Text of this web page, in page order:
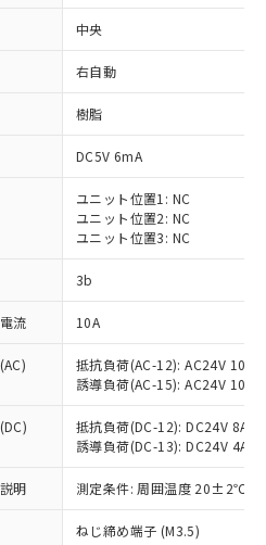
中央
右自動
樹脂
DC5V 6mA
ユニット位置1: NC
ユニット位置2: NC
ユニット位置3: NC
3b
流 10A
抵抗負荷(AC-12): AC24V 10A/
誘導負荷(AC-15): AC24V
抵抗負荷(DC-12): DC24V 8A/
誘導負荷(DC-13): DC24V 4A/
明 測定条件: 周囲温度 20±2℃、
ねじ締め端子 (M3.5)
指令（10物質）の
品が提供可能な商品で
指令（10物質）の非含
切り替える予定のある
指令（10物質）の